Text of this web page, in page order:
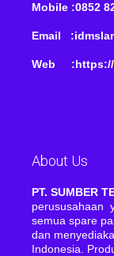
Mobile :0852
Email
Web :https://
About Us
PT. SUMBER
perususahaan
semua spare
dan
Indonesia.